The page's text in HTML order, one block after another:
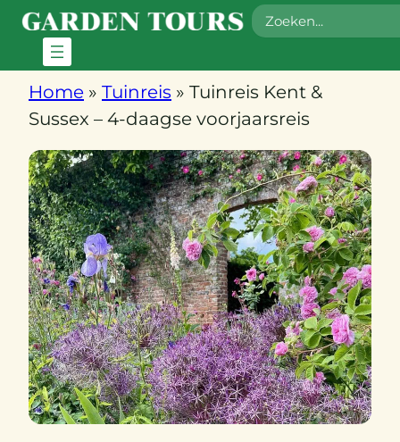
Zoeken
Home » Tuinreis » Tuinreis Kent &
Sussex – 4-daagse voorjaarsreis